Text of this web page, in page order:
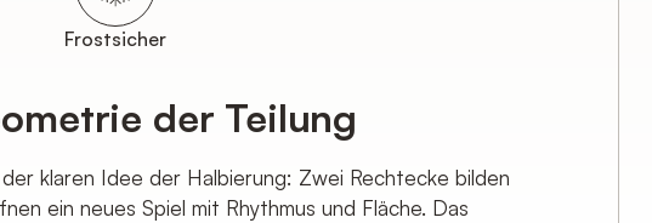
Telefonnummer
innerhalb weniger Tage bearbeiten und Sie ggf.
Preis inkl. Lieferkosten und Lieferzeit wird Ihnen
unverbindlichen Angebot schriftlich mitgeteilt.
Frostsicher
der Teilung
klaren Idee der Halbierung: Zwei Rechtecke bilden
ein neues Spiel mit Rhythmus und Fläche. Das